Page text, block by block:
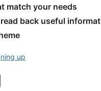
match your needs
back useful
up